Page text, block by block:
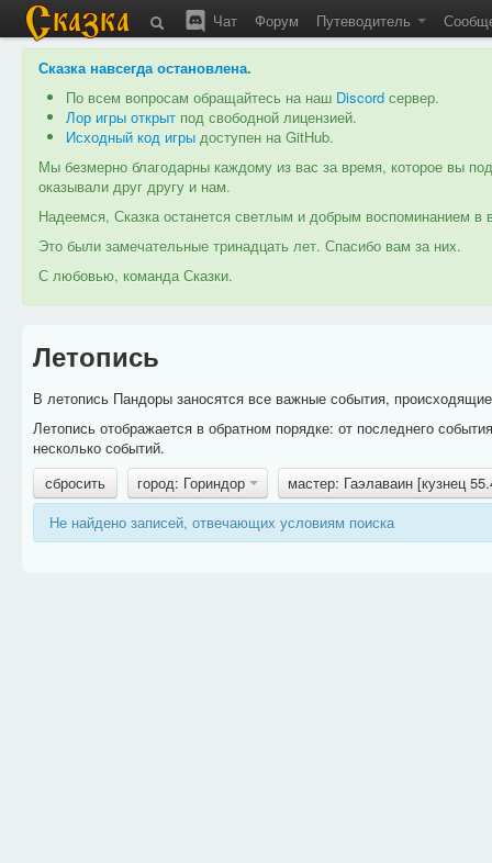
Чат Форум Путеводитель
Сказка навсегда остановлена.
По всем вопросам обращайтесь на наш Discord сервер.
Лор игры открыт под свободной лицензией.
Исходный код игры доступен на GitHub.
Мы безмерно благодарны каждому из вас за время, которое вы
оказывали друг другу и нам.
Надеемся, Сказка останется светлым и добрым воспоминанием
Это были замечательные тринадцать лет. Спасибо вам за них.
С любовью, команда Сказки.
Летопись
В летопись Пандоры заносятся все важные события,
Летопись отображается в обратном порядке: от последнего
несколько событий.
сбросить
город: Гориндор
мастер: Гаэлаваин [кузнец
Не найдено записей, отвечающих условиям поиска